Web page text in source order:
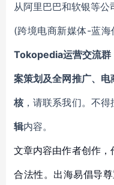
从阿里巴巴和软银等公
(跨境电商新媒体-蓝
Tokopedia运营交流群
案策划及全网推广、
核，请联系我们。不得
辑内容。
文章内容由作者创作
合法性。出海易倡导